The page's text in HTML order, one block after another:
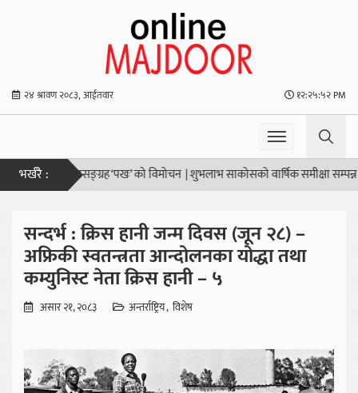
२४ श्रावण २०८३, आईतवार १२:२५:५३ PM
भर्खरै :
कथासङ्ग्रह ‘पखः’ को विमोचन |शुभलाभ साकोसको वार्षिक समीक्षा सम्पन्न |
सन्दर्भ : क्रिस हानी जन्म दिवस (जून २८) –
अफ्रिकी स्वतन्त्रता आन्दोलनका योद्धा तथा
कम्युनिस्ट नेता क्रिस हानी – ५
असार २१, २०८३ अन्तर्राष्ट्रिय विशेष